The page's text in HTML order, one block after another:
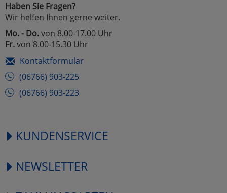
Haben Sie Fragen?
Wir helfen Ihnen gerne weiter.
Mo. - Do.von 8.00-17.00 Uhr
Fr.von 8.00-15.30 Uhr
Kontaktformular
(06766) 903-225
(06766) 903-223
KUNDENSERVICE
NEWSLETTER